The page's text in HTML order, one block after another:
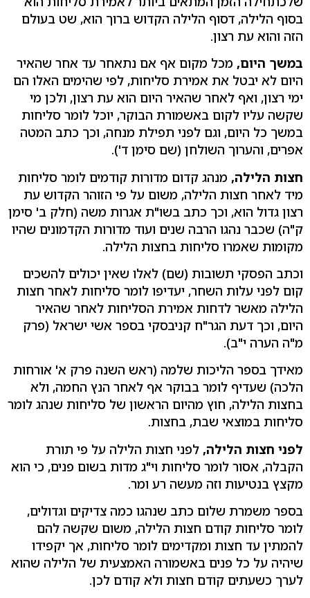
בסוף הלילה, דסוף הלילה הקדוש ברוך הוא, שט בעולם
הזה והוא עת רצון.
במשך היום, מכל מקום אף אם נתאחר עד אחר שהאיר
היום לא יבטל את אמירת סליחות, לפי שהימים האלו הם
ימי רצון, ואף לאחר שהאיר היום הוא עת רצון, ולכן מי
שקשה עליו לקום באשמורת הבוקר, יוכל לומר סליחות
במשך כל היום, וגם לפני תפילת מנחה, וכך כתב המטה
אפרים, והערוך השולחן (שם סימן ד').
חצות הלילה, מנהג קדום מדורות קודמים לומר סליחות
מיד לאחר חצות הלילה, משום על פי הזוהר הקדוש עת
רצון גדול הוא, וכך כתב בשו"ת אגרות משה (חלק ב' סימן
ק"ה) שכבר נהגו הרבה שנים ועוד מדורות הקדמונים שהיו
מקומות שאמרו סליחות בחצות הלילה.
וכתב הפסקי תשובות (שם) לאלו שאין יכולים להשכים
קום לפני עלות השחר, יעדיפו לומר סליחות לאחר חצות
הלילה מאשר לדחות אמירת הסליחות לאחר שהאיר
היום, וכך דעת הגר"ח קניבסקי בספר אשי ישראל (פרק
מ"ה הערה י"ב).
מאידך בספר הליכות שלמה (ראש השנה פרק א' אורחות
הלכה) שעדיף לומר בבוקר אף לאחר הנץ החמה, ולא
בחצות הלילה, חוץ מהיום הראשון של סליחות שנהג לומר
סליחות במוצאי שבת, בחצות.
לפני חצות הלילה, לפני חצות הלילה על פי תורת
הקבלה, אסור לומר סליחות וי"ג מדות בשום פנים, כי הוא
מקצץ בנטיעות וזה מעשה רע ומר.
בספר משמרת שלום כתב שנהגו כמה צדיקים וגדולים,
לומר סליחות קודם חצות הלילה, משום שקשה להם
להמתין עד חצות ומקדימים לומר סליחות, אך יקפידו
שיהיה על כל פנים באשמורה האמצעית של הלילה שהוא
לערך כשעתים קודם חצות ולא קודם לכן.